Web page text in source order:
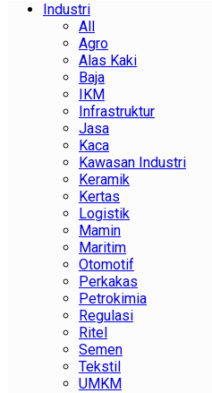
Industri
All
Agro
Alas Kaki
Baja
IKM
Infrastruktur
Jasa
Kaca
Kawasan Industri
Keramik
Kertas
Logistik
Mamin
Maritim
Otomotif
Perkakas
Petrokimia
Regulasi
Ritel
Semen
Tekstil
UMKM